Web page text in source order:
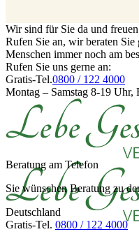
Wir sind für Sie da und
Rufen Sie an, wir beraten
Menschen immer noch am
Rufen Sie uns gerne an:
Gratis-Tel.0800 / 122 4000
Montag – Samstag 8-19 Uhr,
Beratung am Telefon
Sie wünschen Beratung zu
Deutschland
Gratis-Tel. 0800 / 122 4000